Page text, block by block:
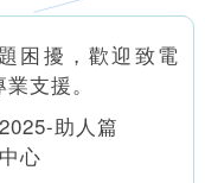
困擾，歡迎致電
支援。
助人篇
心